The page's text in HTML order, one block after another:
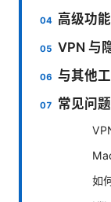
高级功
VPN 与
与其他
常见问
如